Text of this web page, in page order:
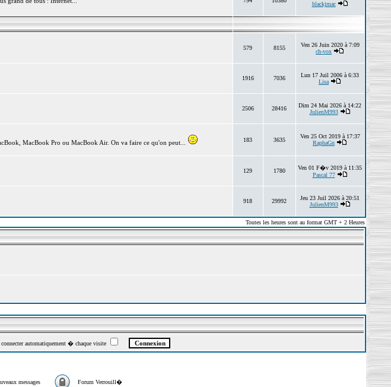
blackjmac
579 8155
Ven 26 Juin 2020 à 7:09
ch-vox
1916 7036
Lun 17 Juil 2006 à 6:33
Lisa
2506 28416
Dim 24 Mai 2026 à 14:22
JulienM993
MacBook Pro ou MacBook Air. On va faire ce qu'on peut... 183 3635
Ven 25 Oct 2019 à 17:37
RaphaGn
129 1780
Ven 01 F�v 2019 à 11:35
Pascal 77
918 29992
Jeu 23 Juil 2026 à 20:51
JulienM993
Toutes les heures sont au format GMT + 2 Heures
automatiquement � chaque visite
messages Forum Verrouill�